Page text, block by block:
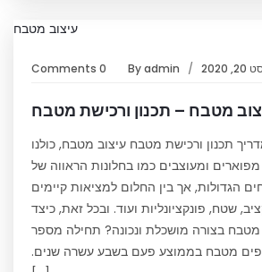
2020
Byadmin
0 Comments
מטבח – תכנון ורכישת מטבח
תכנון ורכישת מטבח עיצוב מטבח, כולנו
ומעוצבים כמו בחלונות הראווה של
הגדולות, אך בין החלום למציאות קיימים
שטח, פונקציונליות ועוד. ובכל זאת, כיצד
מטבח בצורה מושכלת ונכונה? תחילה מספר
מטבח בממוצע פעם בשבע עשרה שנים.